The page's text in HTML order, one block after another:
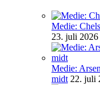
Medie:
23. juli 2026
Medie:
midt 22. juli